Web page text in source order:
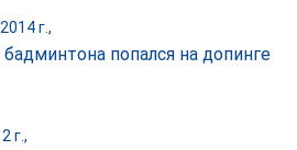
г.,
попался на допинге
г.,